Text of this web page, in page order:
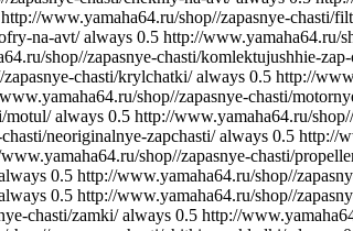
http://www.yamaha64.ru/shop//zapasnye-chasti/
na-avt/ always 0.5 http://www.yamaha64.ru/
shop//zapasnye-chasti/komlektujushhie-
chasti/krylchatki/ always 0.5 http://
shop//zapasnye-chasti/
motul/ always 0.5 http://www.yamaha64.ru/
neoriginalnye-zapchasti/ always 0.5 http://
shop//zapasnye-chasti/
0.5 http://www.yamaha64.ru/shop//
0.5 http://www.yamaha64.ru/shop//
chasti/zamki/ always 0.5 http://